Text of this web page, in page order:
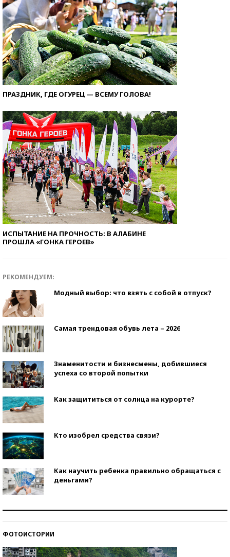
ПРАЗДНИК, ГДЕ ОГУРЕЦ — ВСЕМУ ГОЛОВА!
ИСПЫТАНИЕ НА ПРОЧНОСТЬ: В АЛАБИНЕ
ПРОШЛА «ГОНКА ГЕРОЕВ»
РЕКОМЕНДУЕМ:
Модный выбор: что взять с собой в отпуск?
Самая трендовая обувь лета – 2026
Знаменитости и бизнесмены, добившиеся
успеха со второй попытки
Как защититься от солнца на курорте?
Кто изобрел средства связи?
Как научить ребенка правильно обращаться с
деньгами?
ФОТОИСТОРИИ